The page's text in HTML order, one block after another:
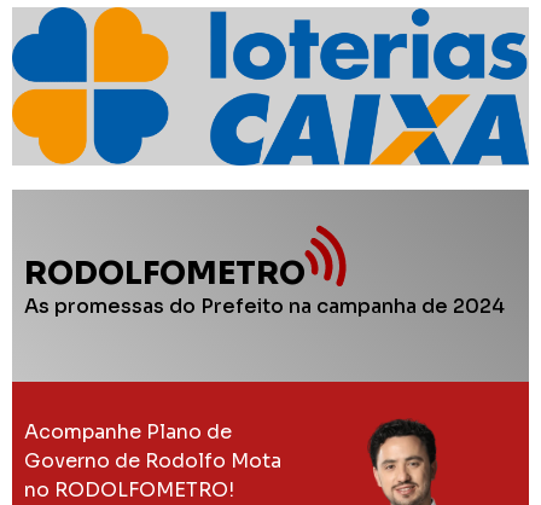
RODOLFOMETRO
As promessas do Prefeito na campanha de 2024
Acompanhe Plano de
Governo de Rodolfo Mota
no RODOLFOMETRO!